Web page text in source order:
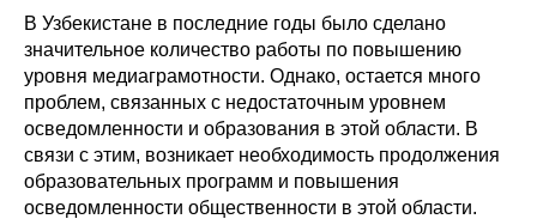
В Узбекистане в последние годы было сделано
значительное количество работы по повышению
уровня медиаграмотности. Однако, остается много
проблем, связанных с недостаточным уровнем
осведомленности и образования в этой области. В
связи с этим, возникает необходимость продолжения
образовательных программ и повышения
осведомленности общественности в этой области.